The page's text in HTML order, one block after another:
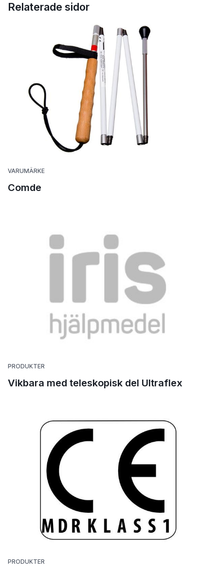
Relaterade sidor
VARUMÄRKE
Comde
PRODUKTER
Vikbara med teleskopisk del Ultraflex
PRODUKTER